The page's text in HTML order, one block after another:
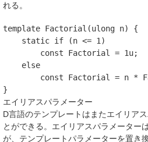
れる。
template Factorial (ulong n)
{
static if (n <= 1 )
const
Factorial = 1u;
else
const
Factorial = n *
}
エイリアスパラメーター
D言語のテンプレートはまたエイリア
とができる。エイリアスパラメーター
が、テンプレートパラメーターを置き